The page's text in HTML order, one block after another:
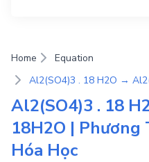
Home
Equation
Al2(SO4)3 . 18
18H2O |
Hóa Học